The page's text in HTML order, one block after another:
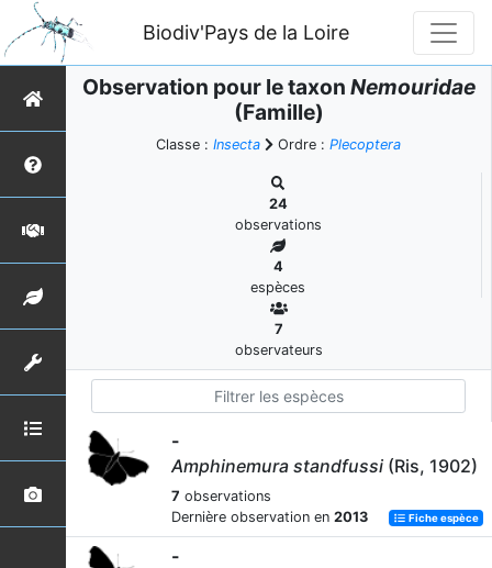
Biodiv'Pays de la Loire
Observation pour le taxon Nemouridae
(Famille)
Classe : Insecta Ordre : Plecoptera
24
observations
4
espèces
7
observateurs
-
Amphinemura standfussi (Ris, 1902)
7 observations
Dernière observation en 2013 Fiche espèce
-